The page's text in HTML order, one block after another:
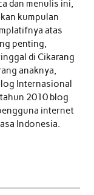
dan menulis ini,
kumpulan
atas
penting,
di Cikarang
anaknya,
Internasional
2010 blog
internet
Indonesia.